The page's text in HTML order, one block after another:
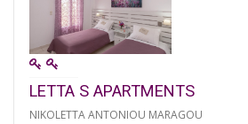
LETTA S APARTMENTS
NIKOLETTA ANTONIOU MARAGOU